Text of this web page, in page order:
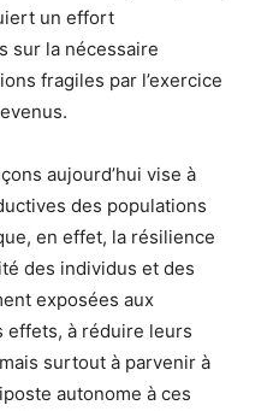
un effort
sur la nécessaire
fragiles par l’exercice
aujourd’hui vise à
des populations
en effet, la résilience
des individus et des
exposées aux
effets, à réduire leurs
surtout à parvenir à
autonome à ces